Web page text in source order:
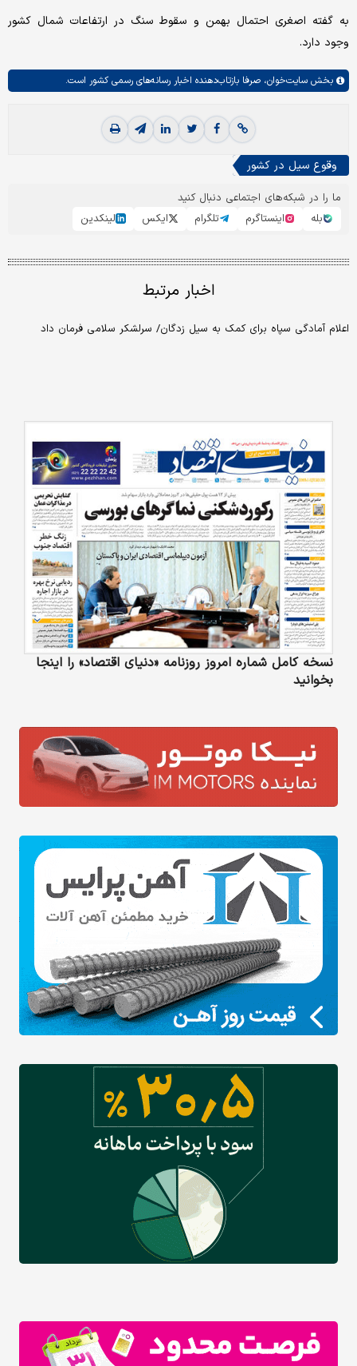
به گفته اصغری احتمال بهمن و سقوط سنگ در ارتفاعات شمال کشور
وجود دارد.
بخش سایت‌خوان، صرفا بازتاب‌دهنده اخبار رسانه‌های رسمی کشور است.
وقوع سیل در کشور
ما را در شبکه‌های اجتماعی دنبال کنید
بله
اینستاگرم تلگرام ایکس لینکدین
اخبار مرتبط
اعلام آمادگی سپاه برای کمک به سیل زدگان/ سرلشکر سلامی فرمان داد
نسخه کامل شماره امروز روزنامه «دنیای‌ اقتصاد» را اینجا
بخوانید